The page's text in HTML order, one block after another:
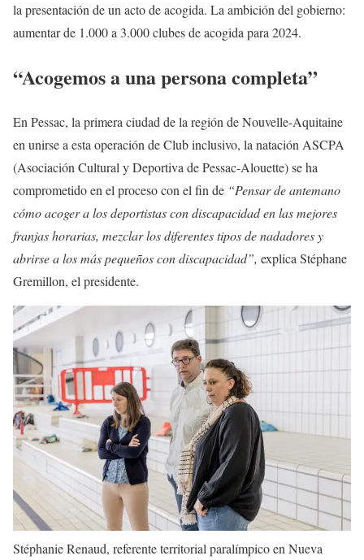
la presentación de un acto de acogida. La ambición del gobierno:
aumentar de 1.000 a 3.000 clubes de acogida para 2024.
“Acogemos a una persona completa”
En Pessac, la primera ciudad de la región de Nouvelle-Aquitaine
en unirse a esta operación de Club inclusivo, la natación ASCPA
(Asociación Cultural y Deportiva de Pessac-Alouette) se ha
comprometido en el proceso con el fin de “Pensar de antemano
cómo acoger a los deportistas con discapacidad en las mejores
franjas horarias, mezclar los diferentes tipos de nadadores y
abrirse a los más pequeños con discapacidad”, explica Stéphane
Gremillon, el presidente.
Stéphanie Renaud, referente territorial paralímpico en Nueva